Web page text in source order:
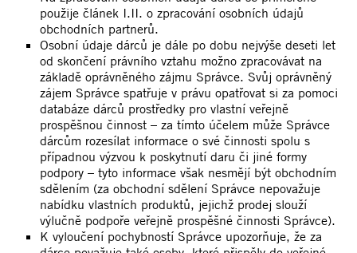
použije článek I.II. o zpracování osobních údajů
obchodních partnerů.
Osobní údaje dárců je dále po dobu nejvýše deseti let
od skončení právního vztahu možno zpracovávat na
základě oprávněného zájmu Správce. Svůj oprávněný
zájem Správce spatřuje v právu opatřovat si za pomoci
databáze dárců prostředky pro vlastní veřejně
prospěšnou činnost – za tímto účelem může Správce
dárcům rozesílat informace o své činnosti spolu s
případnou výzvou k poskytnutí daru či jiné formy
podpory – tyto informace však nesmějí být obchodním
sdělením (za obchodní sdělení Správce nepovažuje
nabídku vlastních produktů, jejichž prodej slouží
výlučně podpoře veřejně prospěšné činnosti Správce).
K vyloučení pochybností Správce upozorňuje, že za